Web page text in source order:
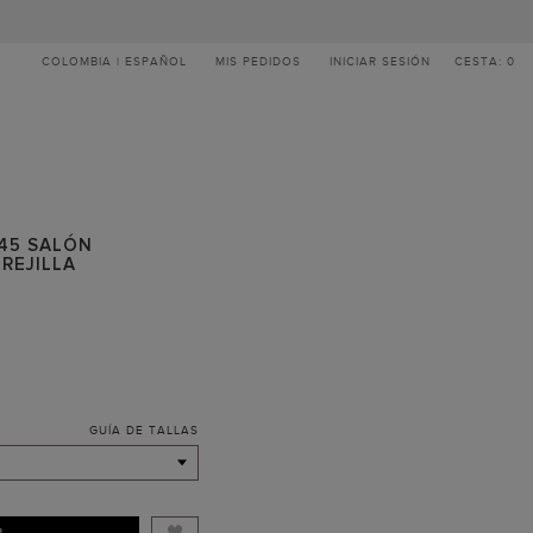
COLOMBIA | ESPAÑOL MIS PEDIDOS INICIAR SESIÓN CESTA: 0
SALÓN
GUÍA DE TALLAS